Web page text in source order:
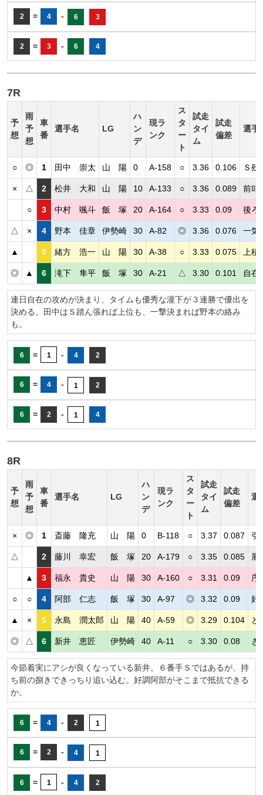
2 = 4 - 6 3
2 = 3 - 6 4
7R
予
想
雨
予
想
車
番
選手名 LG
ハ
ン
デ
現ラ
ンク
ス
タ
ー
ト
試走
タイ
ム
試走
偏差
選手
○ ◎ 1 田中 崇太 山 陽 0 A-158 ○ 3.36 0.106 Ｓ残
× △ 2 松井 大和 山 陽 10 A-133 ○ 3.36 0.089 前叩
○ 3 中村 颯斗 飯 塚 20 A-164 ○ 3.33 0.09 後ろ
△ × 4 野本 佳章 伊勢崎 30 A-82 ◎ 3.36 0.076 一気
▲ 5 緒方 浩一 山 陽 30 A-38 ○ 3.33 0.075 上
◎ ▲ 6 滝下 隼平 飯 塚 30 A-21 △ 3.30 0.101 自在
連日自在の攻めが決まり、タイムも優秀な瀧下が３連勝で優出を
決める。田中はＳ踏ん張れば上位も、一撃決まれば野本の絡み
も。
6 = 1 - 4 2
6 = 4 - 1 2
6 = 2 - 1 4
8R
予
想
雨
予
想
車
番
選手名 LG
ハ
ン
デ
現ラ
ンク
ス
タ
ー
ト
試走
タイ
ム
試走
偏差
選
× ◎ 1 斎藤 隆充 山 陽 0 B-118 ○ 3.37 0.087 引
△ 2 藤川 幸宏 飯 塚 20 A-179 ○ 3.35 0.085 展
▲ 3 福永 貴史 山 陽 30 A-160 ○ 3.31 0.09 序
○ ○ 4 阿部 仁志 飯 塚 30 A-97 ◎ 3.32 0.09 好
▲ × 5 永島 潤太郎 山 陽 40 A-59 ◎ 3.29 0.104 ど
◎ △ 6 新井 恵匠 伊勢崎 40 A-11 ○ 3.30 0.08 き
今節着実にアシが良くなっている新井。６番手Ｓではあるが、持
ち前の捌きできっちり追い込む。好調阿部がそこまで抵抗できる
か。
6 = 4 - 2 1
6 = 2 - 4 1
6 = 1 - 4 2